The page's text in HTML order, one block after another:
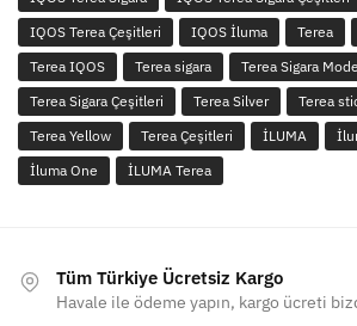
IQOS Terea Çeşitleri
IQOS İluma Terea
Terea IQOS
Terea sigara
Terea Sigara
Terea Sigara Çeşitleri
Terea Silver Terea
Terea Yellow
Terea Çeşitleri İLUMA
İluma One
İLUMA Terea
Tüm Türkiye Ücretsiz Kargo
Havale ile ödeme yapın, kargo ücreti